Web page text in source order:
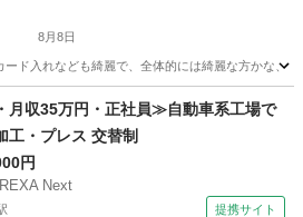
8月8日
ド入れなども綺麗で、全体的には綺麗な方かな、
駅 小物
月収35万円・正社員≫自動車系工場で
工・プレス 交替制
円
Next
提携サイト